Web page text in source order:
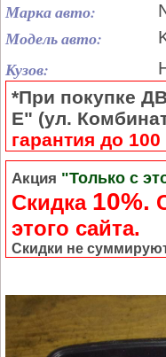
Марка авто:
Модель авто:
Кузов:
*При покупке
Е" (ул.
гарантия до
Акция "Только с
Скидка 10%.
этого сайта.
Скидки не